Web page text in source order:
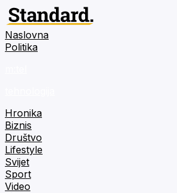
Naslovna
Politika
Hronika
Biznis
Društvo
Lifestyle
Svijet
Sport
Video